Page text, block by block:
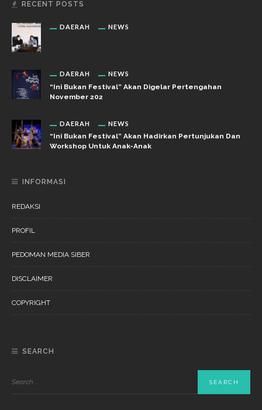
RECENT POSTS
DAERAH NEWS
DAERAH NEWS
“Ini Bukan Festival” Akan Digelar Pertengahan
November 202
DAERAH NEWS
“Ini Bukan Festival” Akan Hadirkan Pertunjukan Dan
Workshop Untuk Anak-Anak
INFORMASI
REDAKSI
PROFIL
PEDOMAN MEDIA SIBER
DISCLAIMER
COPYRIGHT
SEARCH